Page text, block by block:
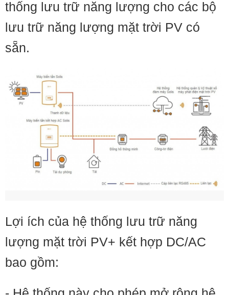
thống lưu trữ năng lượng cho các bộ
lưu trữ năng lượng mặt trời PV có
sẵn.
Lợi ích của hệ thống lưu trữ năng
lượng mặt trời PV+ kết hợp DC/AC
bao gồm: